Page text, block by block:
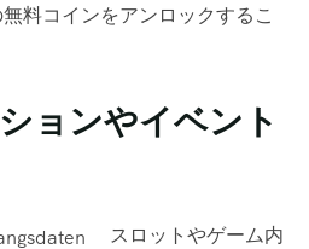
料コインをアンロックするこ
ョンやイベント
スロットやゲーム内